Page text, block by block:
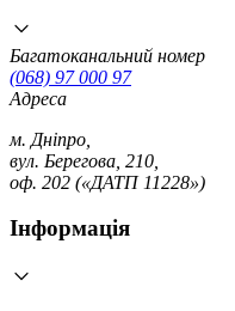
Багатоканальний номер
(068) 97 000 97
Адреса
м. Дніпро,
вул. Берегова, 210,
оф. 202 («ДАТП 11228»)
Інформація